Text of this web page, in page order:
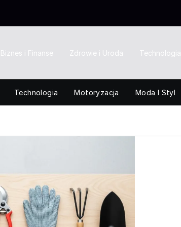
Biznes i Finanse Zdrowie i Uroda Technologia
Technologia Motoryzacja Moda I Styl